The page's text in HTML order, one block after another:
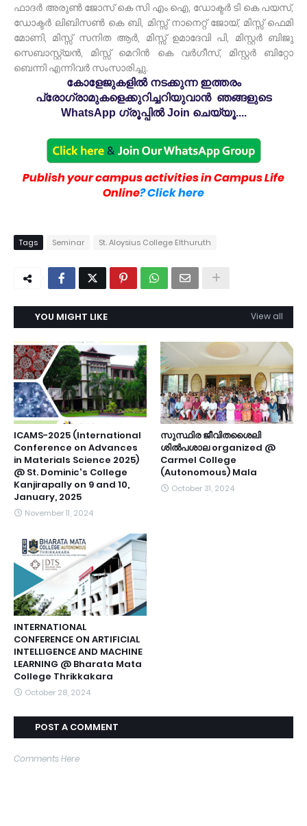
ഫാദർ അരുൺ ജോസ് കെ സി എം ഐ, ഡോക്ടർ ടി കെ പയസ്,
ഡോക്ടർ ലിബിസൺ കെ ബി, മിസ്സ് നാനെറ്റ് ജോയ്, മിസ്സ് ഫെമി
മോണി, മിസ്സ് സനിത ആർ, മിസ്സ് ഉമാദേവി പി, മിസ്റ്റർ ബിജു
സെബാസ്റ്റ്യൻ, മിസ്സ് മെറിൻ കെ വർഗീസ്, മിസ്റ്റർ ബിറ്റോ
ബെന്നി എന്നിവർ സംസാരിച്ചു.
കോളേജുകളിൽ നടക്കുന്ന ഇത്തരം
പ്രോഗ്രാമുകളെക്കുറിച്ചറിയുവാൻ ഞങ്ങളുടെ
WhatsApp ഗ്രൂപ്പിൽ Join ചെയ്യൂ....
Publish your campus activities in Campus Life
Online? Click here
Tags Seminar St. Aloysius College Elthuruth
YOU MIGHT LIKE View all
ICAMS-2025 (International
Conference on Advances
in Materials Science 2025)
@ St. Dominic's College
Kanjirapally on 9 and 10,
January, 2025
November 11, 2024
സുസ്ഥിര ജീവിതശൈലി
ശിൽപശാല organized @
Carmel College
(Autonomous) Mala
October 31, 2024
INTERNATIONAL
CONFERENCE ON ARTIFICIAL
INTELLIGENCE AND MACHINE
LEARNING @ Bharata Mata
College Thrikkakara
October 28, 2024
POST A COMMENT
Comments Here